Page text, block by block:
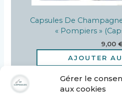
Gérer le
aux cookies
Capsules De
« Pompiers »
9,00
AJOUTER